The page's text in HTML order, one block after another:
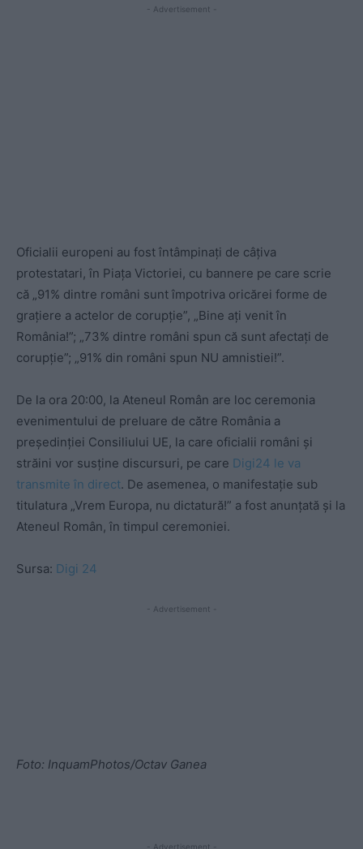
- Advertisement -
Oficialii europeni au fost întâmpinați de câțiva
protestatari, în Piața Victoriei, cu bannere pe care scrie
că „91% dintre români sunt împotriva oricărei forme de
grațiere a actelor de corupție”, „Bine ați venit în
România!”; „73% dintre români spun că sunt afectați de
corupție”; „91% din români spun NU amnistiei!”.
De la ora 20:00, la Ateneul Român are loc ceremonia
evenimentului de preluare de către România a
președinției Consiliului UE, la care oficialii români şi
străini vor susţine discursuri, pe care Digi24 le va
transmite în direct. De asemenea, o manifestație sub
titulatura „Vrem Europa, nu dictatură!” a fost anunțată și la
Ateneul Român, în timpul ceremoniei.
Sursa: Digi 24
- Advertisement -
Foto: InquamPhotos/Octav Ganea
- Advertisement -